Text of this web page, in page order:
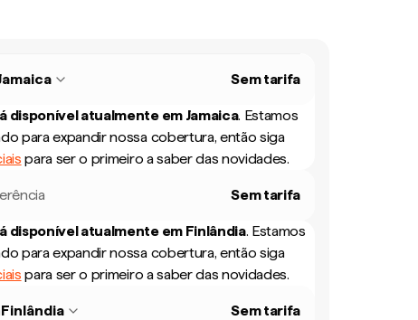
Sem tarifa
disponível atualmente em Jamaica. Estamos
para expandir nossa cobertura, então siga
para ser o primeiro a saber das novidades.
Sem tarifa
disponível atualmente em Finlândia. Estamos
para expandir nossa cobertura, então siga
para ser o primeiro a saber das novidades.
Finlândia Sem tarifa